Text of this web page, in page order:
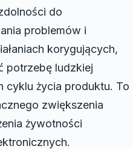
do
problemów i
korygujących,
potrzebę ludzkiej
cyklu życia produktu. To
zwiększenia
żywotności